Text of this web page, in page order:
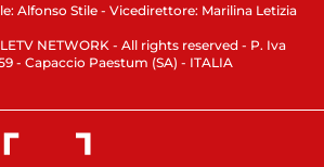
Alfonso Stile - Vicedirettore: Marilina Letizia
NETWORK - All rights reserved - P. Iva
- Capaccio Paestum (SA) - ITALIA